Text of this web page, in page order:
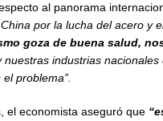
al panorama
por la lucha del acero y
goza de buena salud,
industrias
problema”.
el economista aseguró que